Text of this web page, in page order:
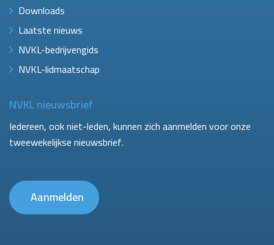
Downloads
Laatste nieuws
NVKL-bedrijvengids
NVKL-lidmaatschap
NVKL nieuwsbrief
Iedereen, ook niet-leden, kunnen zich aanmelden voor onze
tweewekelijkse nieuwsbrief.
Aanmelden